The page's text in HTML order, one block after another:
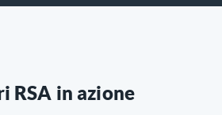
RSA in azione